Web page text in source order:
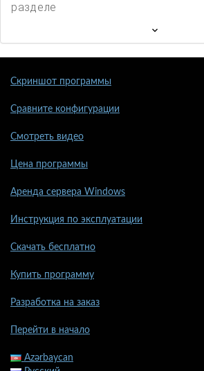
разделе
Скриншот программы
Сравните конфигурации
Смотреть видео
Цена программы
Аренда сервера Windows
Инструкция по эксплуатации
Скачать бесплатно
Купить программу
Разработка на заказ
Перейти в начало
Azərbaycan